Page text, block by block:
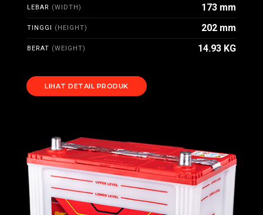
LEBAR (WIDTH) 173 mm
TINGGI (HEIGHT) 202 mm
BERAT (WEIGHT) 14.93 KG
LIHAT DETAIL PRODUK